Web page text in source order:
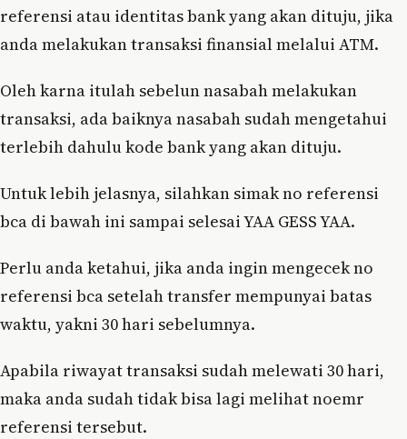
referensi atau identitas bank yang akan dituju, jika
anda melakukan transaksi finansial melalui ATM.
Oleh karna itulah sebelun nasabah melakukan
transaksi, ada baiknya nasabah sudah mengetahui
terlebih dahulu kode bank yang akan dituju.
Untuk lebih jelasnya, silahkan simak no referensi
bca di bawah ini sampai selesai YAA GESS YAA.
Perlu anda ketahui, jika anda ingin mengecek no
referensi bca setelah transfer mempunyai batas
waktu, yakni 30 hari sebelumnya.
Apabila riwayat transaksi sudah melewati 30 hari,
maka anda sudah tidak bisa lagi melihat noemr
referensi tersebut.